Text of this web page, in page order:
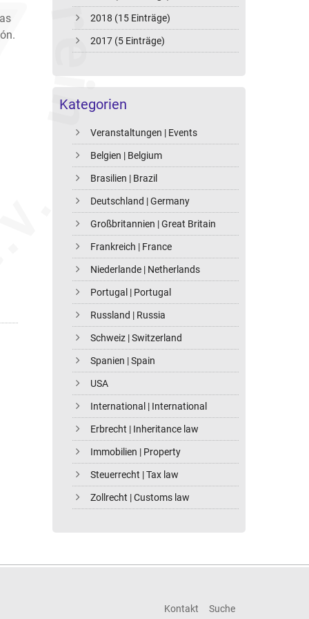
2018 (15 Einträge)
2017 (5 Einträge)
Kategorien
Veranstaltungen | Events
Belgien | Belgium
Brasilien | Brazil
Deutschland | Germany
Großbritannien | Great Britain
Frankreich | France
Niederlande | Netherlands
Portugal | Portugal
Russland | Russia
Schweiz | Switzerland
Spanien | Spain
USA
International | International
Erbrecht | Inheritance law
Immobilien | Property
Steuerrecht | Tax law
Zollrecht | Customs law
Kontakt Suche